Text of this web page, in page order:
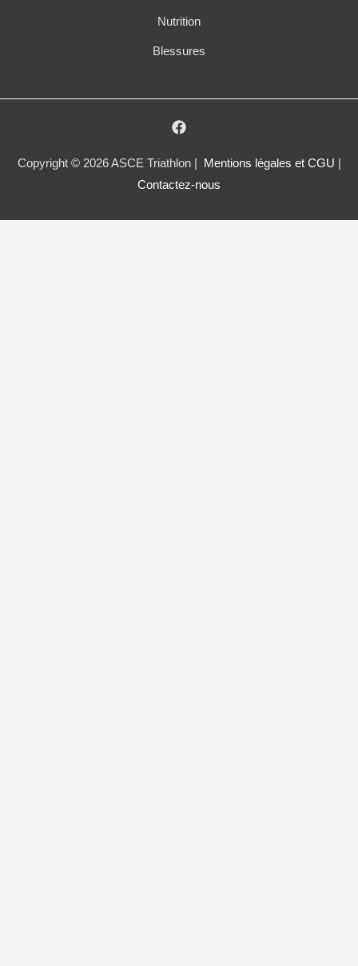
Nutrition
Blessures
Copyright © 2026 ASCE Triathlon | Mentions légales et CGU
Contactez-nous